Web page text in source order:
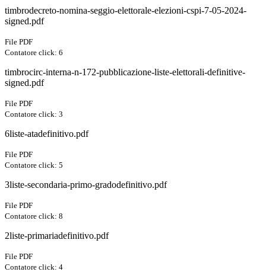
timbrodecreto-nomina-seggio-elettorale-elezioni-cspi-7-05-2024-
signed.pdf
File PDF
Contatore click: 6
timbrocirc-interna-n-172-pubblicazione-liste-elettorali-definitive-
signed.pdf
File PDF
Contatore click: 3
6liste-atadefinitivo.pdf
File PDF
Contatore click: 5
3liste-secondaria-primo-gradodefinitivo.pdf
File PDF
Contatore click: 8
2liste-primariadefinitivo.pdf
File PDF
Contatore click: 4